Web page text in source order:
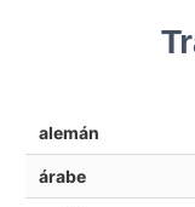
alemán
árabe